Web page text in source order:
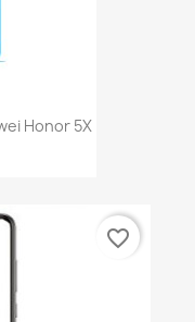
Honor 5X
favorite_border